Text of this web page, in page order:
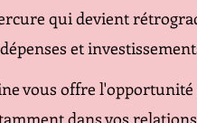
qui devient
et
vous offre
dans vos